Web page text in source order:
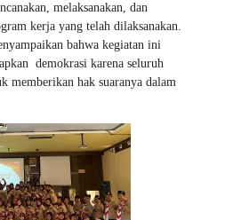
melaksanakan, dan
kerja yang telah dilaksanakan.
bahwa kegiatan ini
demokrasi karena seluruh
memberikan hak suaranya dalam